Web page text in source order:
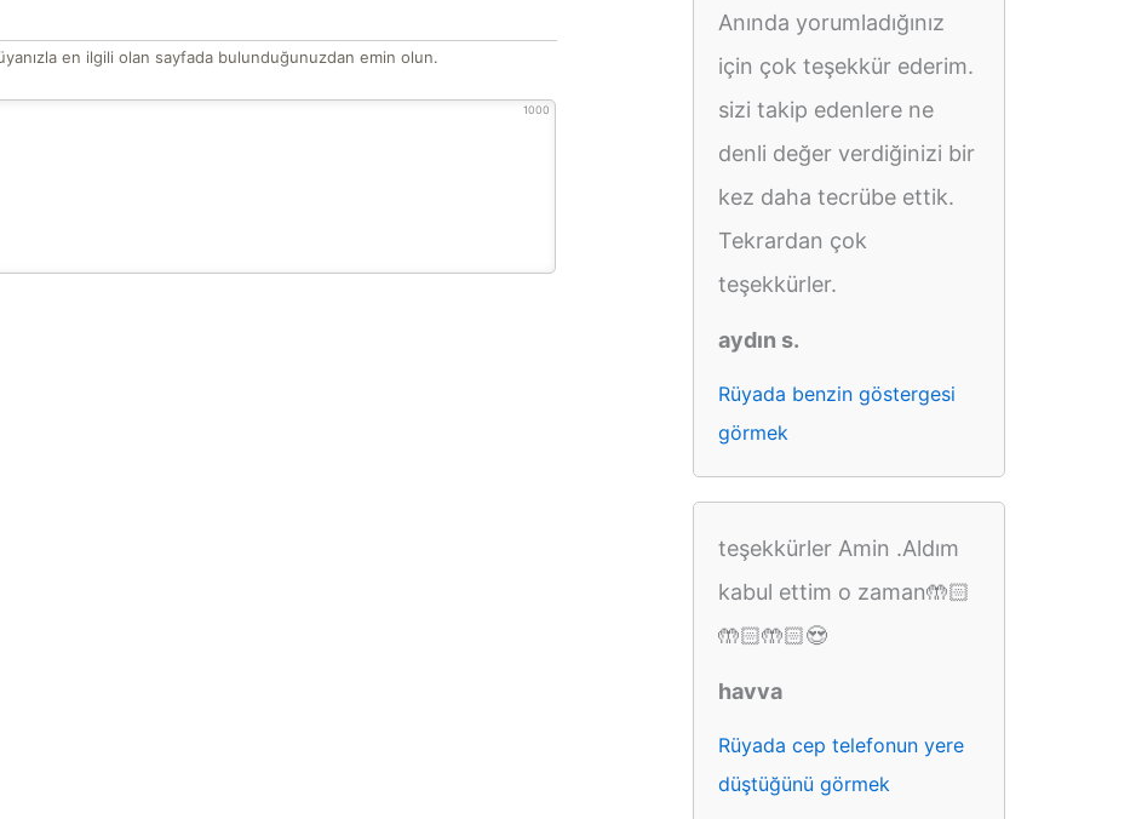
en ilgili olan sayfada bulunduğunuzdan emin olun.
1000
Anında yorumladığınız
için çok teşekkür ederim.
sizi takip edenlere ne
denli değer verdiğinizi bir
kez daha tecrübe ettik.
Tekrardan çok
teşekkürler.
aydın s.
Rüyada benzin göstergesi
görmek
teşekkürler Amin .Aldım
kabul ettim o zaman🤲🏻
🤲🏻🤲🏻😍
havva
Rüyada cep telefonun yere
düştüğünü görmek